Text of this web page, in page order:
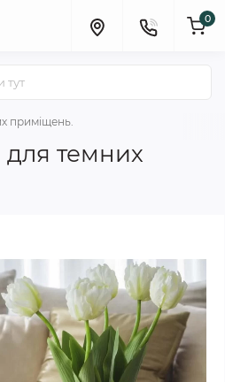
0
приміщень.
темних